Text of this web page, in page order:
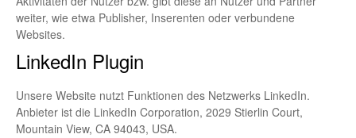
weiter, wie etwa Publisher, Inserenten oder verbundene
Websites.
LinkedIn Plugin
Unsere Website nutzt Funktionen des Netzwerks LinkedIn.
Anbieter ist die LinkedIn Corporation, 2029 Stierlin Court,
Mountain View, CA 94043, USA.